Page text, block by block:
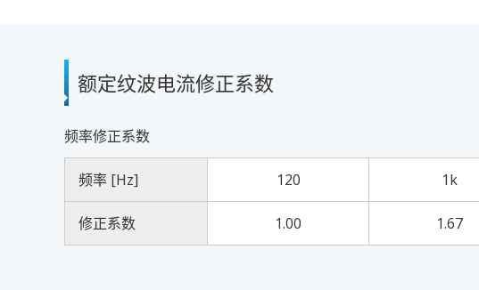
额定纹波电流修正系数
频率修正系数
频率 [Hz] 120 1k
修正系数 1.00 1.67